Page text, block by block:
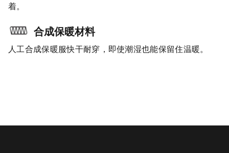
着。
合成保暖材料
人工合成保暖服快干耐穿，即使潮湿也能保留住温暖。